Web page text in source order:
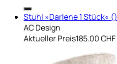
Stuhl »Darlene 1 Stück« ()
AC Design
Aktueller Preis185.00 CHF